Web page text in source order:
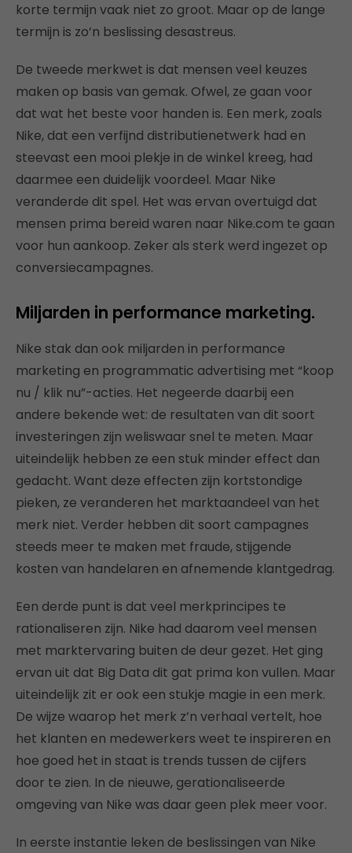
korte termijn vaak niet zo groot. Maar op de lange
termijn is zo’n beslissing desastreus.
De tweede merkwet is dat mensen veel keuzes
maken op basis van gemak. Ofwel, ze gaan voor
dat wat het beste voor handen is. Een merk, zoals
Nike, dat een verfijnd distributienetwerk had en
steevast een mooi plekje in de winkel kreeg, had
daarmee een duidelijk voordeel. Maar Nike
veranderde dit spel. Het was ervan overtuigd dat
mensen prima bereid waren naar Nike.com te gaan
voor hun aankoop. Zeker als sterk werd ingezet op
conversiecampagnes.
Miljarden in performance marketing.
Nike stak dan ook miljarden in performance
marketing en programmatic advertising met “koop
nu / klik nu”-acties. Het negeerde daarbij een
andere bekende wet: de resultaten van dit soort
investeringen zijn weliswaar snel te meten. Maar
uiteindelijk hebben ze een stuk minder effect dan
gedacht. Want deze effecten zijn kortstondige
pieken, ze veranderen het marktaandeel van het
merk niet. Verder hebben dit soort campagnes
steeds meer te maken met fraude, stijgende
kosten van handelaren en afnemende klantgedrag.
Een derde punt is dat veel merkprincipes te
rationaliseren zijn. Nike had daarom veel mensen
met marktervaring buiten de deur gezet. Het ging
ervan uit dat Big Data dit gat prima kon vullen. Maar
uiteindelijk zit er ook een stukje magie in een merk.
De wijze waarop het merk z’n verhaal vertelt, hoe
het klanten en medewerkers weet te inspireren en
hoe goed het in staat is trends tussen de cijfers
door te zien. In de nieuwe, gerationaliseerde
omgeving van Nike was daar geen plek meer voor.
In eerste instantie leken de beslissingen van Nike